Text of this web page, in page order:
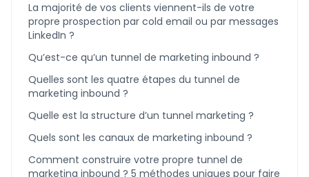
La majorité de vos clients viennent-ils de votre
propre prospection par cold email ou par messages
LinkedIn ?
Qu’est-ce qu’un tunnel de marketing inbound ?
Quelles sont les quatre étapes du tunnel de
marketing inbound ?
Quelle est la structure d’un tunnel marketing ?
Quels sont les canaux de marketing inbound ?
Comment construire votre propre tunnel de
marketing inbound ? 5 méthodes uniques pour faire